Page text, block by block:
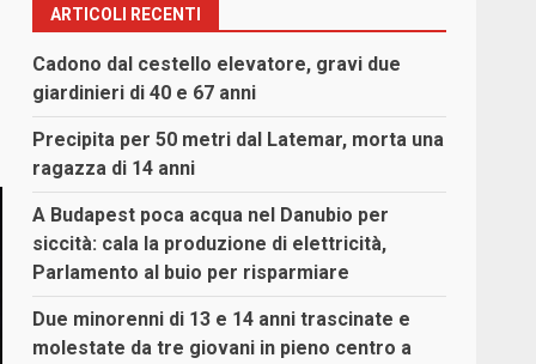
ARTICOLI RECENTI
Cadono dal cestello elevatore, gravi due
giardinieri di 40 e 67 anni
Precipita per 50 metri dal Latemar, morta una
ragazza di 14 anni
A Budapest poca acqua nel Danubio per
siccità: cala la produzione di elettricità,
Parlamento al buio per risparmiare
Due minorenni di 13 e 14 anni trascinate e
molestate da tre giovani in pieno centro a